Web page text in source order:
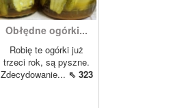
Obłędne ogórki...
Robię te ogórki już
trzeci rok, są pyszne.
Zdecydowanie... ⇖ 323